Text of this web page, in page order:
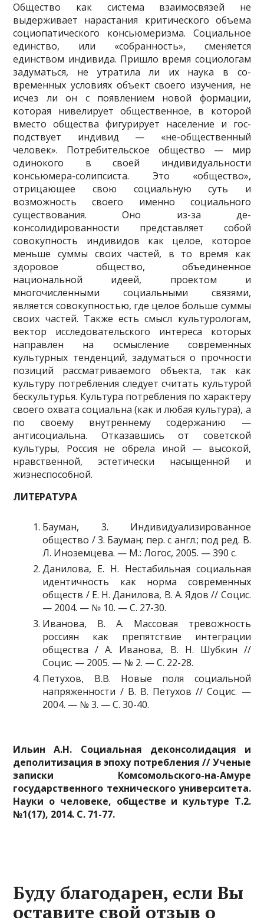
Общество как система взаимосвязей не
выдерживает нарастания критического объема
социопатического консьюмеризма. Социальное
единство, или «собранность», сменяется
единством индивида. Пришло время социологам
задуматься, не утратила ли их наука в со­
временных условиях объект своего изучения, не
исчез ли он с появлением новой формации,
которая нивелирует общественное, в которой
вместо общества фигурирует население и гос­
подствует индивид — «не-общественный
человек». Потребительское общество — мир
одино­кого в своей индивидуальности
консьюмера-солипсиста. Это «общество»,
отрицающее свою социальную суть и
возможность своего именно социального
существования. Оно из-за де-
консолидированности представляет собой
совокупность индивидов как целое, которое
меньше суммы своих частей, в то время как
здоровое общество, объединенное
национальной идеей, проектом и
многочисленными социальными связями,
является совокупностью, где целое больше суммы
своих частей. Также есть смысл культурологам,
вектор исследователь­ского интереса которых
направлен на осмысление современных
культурных тенденций, за­думаться о прочности
позиций рассматриваемого объекта, так как
культуру потребления следует считать культурой
бескультурья. Культура потребления по характеру
своего охвата социальна (как и любая культура), а
по своему внутреннему содержанию —
антисоциальна. Отказавшись от советской
культуры, Россия не обрела иной — высокой,
нравственной, эсте­тически насыщенной и
жизнеспособной.
ЛИТЕРАТУРА
Бауман, 3. Индивидуализированное
общество / 3. Бауман; пер. с англ.; под ред. В.
Л. Иноземцева. — М.: Логос, 2005. — 390 с.
Данилова, Е. Н. Нестабильная социальная
идентичность как норма современных
обществ / Е. Н. Данилова, В. А. Ядов // Социс.
— 2004. — № 10. — С. 27-30.
Иванова, В. А. Массовая тревожность
россиян как препятствие интеграции
общества / А. Иванова, В. Н. Шубкин //
Социс. — 2005. — № 2. — С. 22-28.
Петухов, В.В. Новые поля социальной
напряженности / В. В. Петухов // Социс. —
2004. — № 3. — С. 30-40.
Ильин А.Н. Социальная деконсолидация и
деполитизация в эпоху потребления // Ученые
записки Комсомольского-на-Амуре
государственного технического университета.
Науки о человеке, обществе и культуре Т.2.
№1(17), 2014. С. 71-77.
Буду благодарен, если Вы
оставите свой отзыв о